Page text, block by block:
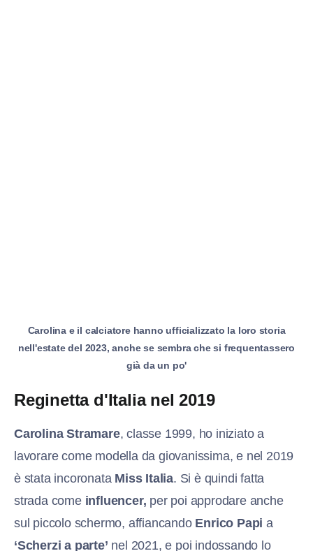
Carolina e il calciatore hanno ufficializzato la loro storia
nell'estate del 2023, anche se sembra che si frequentassero
già da un po'
Reginetta d'Italia nel 2019
Carolina Stramare, classe 1999, ho iniziato a
lavorare come modella da giovanissima, e nel 2019
è stata incoronata Miss Italia. Si è quindi fatta
strada come influencer, per poi approdare anche
sul piccolo schermo, affiancando Enrico Papi a
‘Scherzi a parte’ nel 2021, e poi indossando lo